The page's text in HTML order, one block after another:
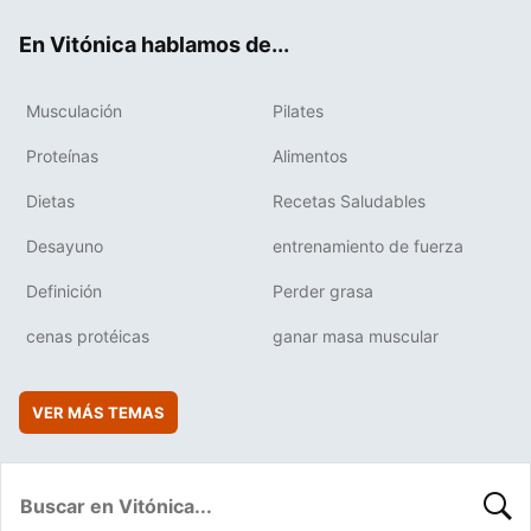
En Vitónica hablamos de...
Musculación Pilates
Proteínas Alimentos
Dietas Recetas Saludables
Desayuno entrenamiento de fuerza
Definición Perder grasa
cenas protéicas ganar masa muscular
VER MÁS TEMAS